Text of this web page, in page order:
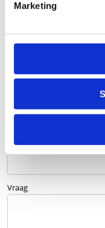
Marketing
Telefoonnummer
Vraag